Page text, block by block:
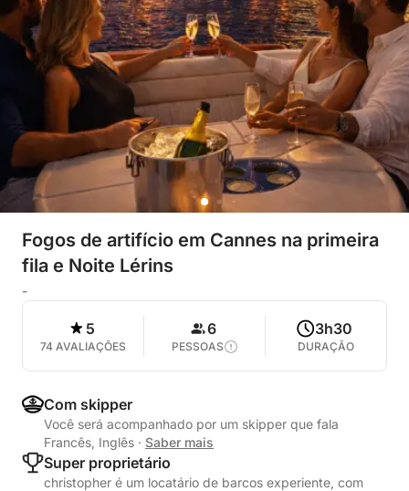
Fogos de artifício em Cannes na primeira
fila e Noite Lérins
-
5
74 AVALIAÇÕES
6
PESSOAS
3h30
DURAÇÃO
Com skipper
Você será acompanhado por um skipper que fala
Francês, Inglês · Saber mais
Super proprietário
christopher é um locatário de barcos experiente, com